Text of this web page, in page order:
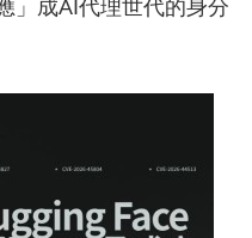
」成AI代理世代的身分